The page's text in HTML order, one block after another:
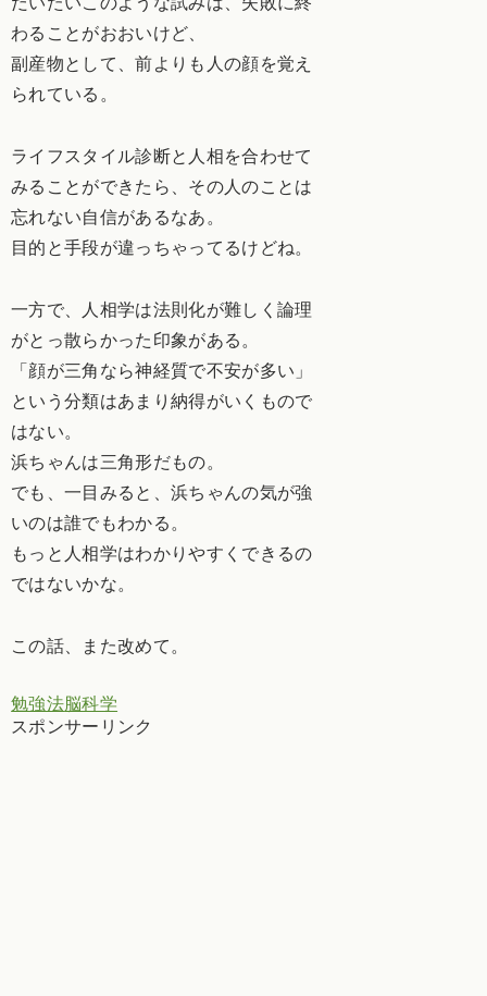
わることがおおいけど、
副産物として、前よりも人の顔を覚え
られている。
ライフスタイル診断と人相を合わせて
みることができたら、その人のことは
忘れない自信があるなあ。
目的と手段が違っちゃってるけどね。
一方で、人相学は法則化が難しく論理
がとっ散らかった印象がある。
「顔が三角なら神経質で不安が多い」
という分類はあまり納得がいくもので
はない。
浜ちゃんは三角形だもの。
でも、一目みると、浜ちゃんの気が強
いのは誰でもわかる。
もっと人相学はわかりやすくできるの
ではないかな。
この話、また改めて。
勉強法脳科学
スポンサーリンク